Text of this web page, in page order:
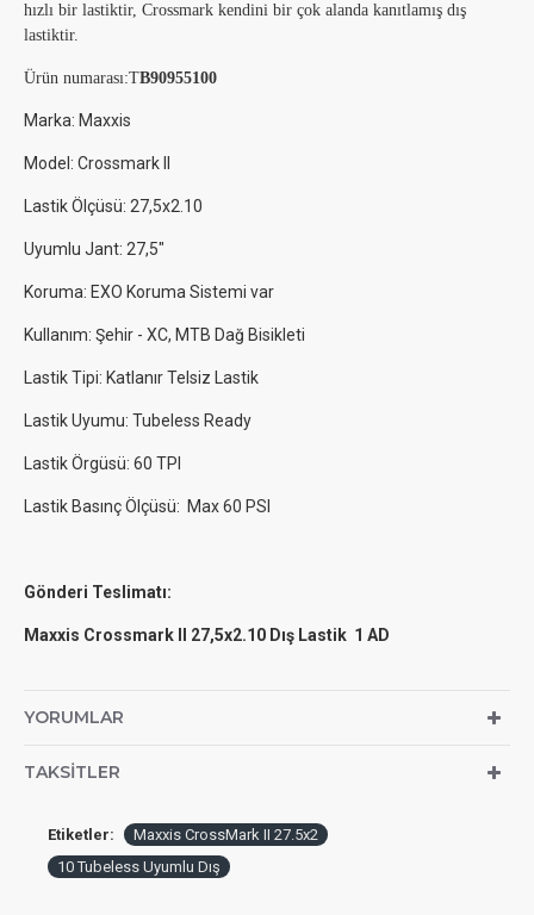
hızlı bir lastiktir, Crossmark kendini bir çok alanda kanıtlamış dış
lastiktir.
Ürün numarası:TB90955100
Marka: Maxxis
Model: Crossmark II
Lastik Ölçüsü: 27,5x2.10
Uyumlu Jant: 27,5"
Koruma: EXO Koruma Sistemi var
Kullanım: Şehir - XC, MTB Dağ Bisikleti
Lastik Tipi: Katlanır Telsiz Lastik
Lastik Uyumu: Tubeless Ready
Lastik Örgüsü: 60 TPI
Lastik Basınç Ölçüsü: Max 60 PSI
Gönderi Teslimatı:
Maxxis Crossmark II 27,5x2.10 Dış Lastik 1 AD
YORUMLAR
TAKSITLER
Etiketler:
Maxxis CrossMark II 27.5x2
10 Tubeless Uyumlu Dış